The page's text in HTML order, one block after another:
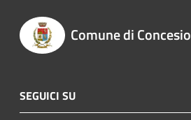
Comune di Concesio
SEGUICI SU